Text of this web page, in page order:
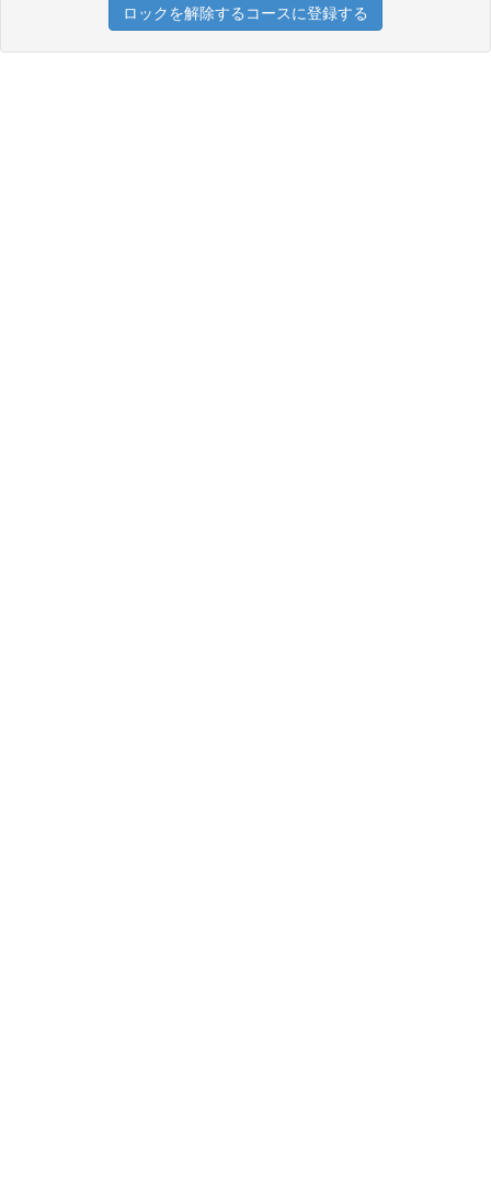
ロックを解除するコースに登録する